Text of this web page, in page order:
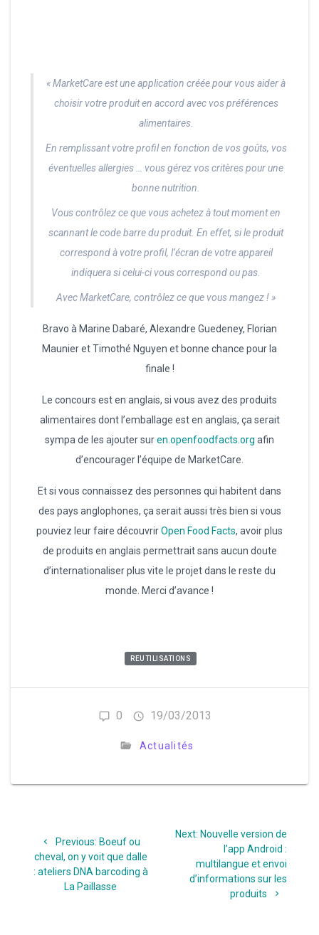
« MarketCare est une application créée pour vous aider à
choisir votre produit en accord avec vos préférences
alimentaires.
En remplissant votre profil en fonction de vos goûts, vos
éventuelles allergies … vous gérez vos critères pour une
bonne nutrition.
Vous contrôlez ce que vous achetez à tout moment en
scannant le code barre du produit. En effet, si le produit
correspond à votre profil, l’écran de votre appareil
indiquera si celui-ci vous correspond ou pas.
Avec MarketCare, contrôlez ce que vous mangez ! »
Bravo à Marine Dabaré, Alexandre Guedeney, Florian
Maunier et Timothé Nguyen et bonne chance pour la
finale !
Le concours est en anglais, si vous avez des produits
alimentaires dont l’emballage est en anglais, ça serait
sympa de les ajouter suren.openfoodfacts.org afin
d’encourager l’équipe de MarketCare.
Et si vous connaissez des personnes qui habitent dans
des pays anglophones, ça serait aussi très bien si vous
pouviez leur faire découvrirOpen Food Facts, avoir plus
de produits en anglais permettrait sans aucun doute
d’internationaliser plus vite le projet dans le reste du
monde. Merci d’avance !
REUTILISATIONS
0 19/03/2013
Actualités
de
l’article
Previous: Previous
post:
Boeuf ou
cheval, on y voit que dalle
: ateliers DNA barcoding à
La Paillasse
Next: Next
Nouvelle version de
l’app Android :
multilangue et envoi
d’informations sur les
produits